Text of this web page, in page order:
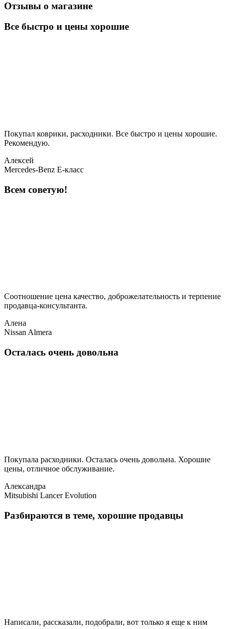
Отзывы о магазине
Все быстро и цены хорошие
Покупал коврики, расходники. Все быстро и цены хорошие.
Рекомендую.
Алексей
Mercedes-Benz E-класс
Всем советую!
Соотношение цена качество, доброжелательность и терпение
продавца-консультанта.
Алена
Nissan Almera
Осталась очень довольна
Покупала расходники. Осталась очень довольна. Хорошие
цены, отличное обслуживание.
Александра
Mitsubishi Lancer Evolution
Разбираются в теме, хорошие продавцы
Написали, рассказали, подобрали, вот только я еще к ним